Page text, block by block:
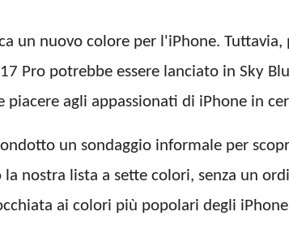
un nuovo colore per l'iPhone.
Pro potrebbe essere lanciato in Sky
piacere agli appassionati di iPhone in
un sondaggio informale per
nostra lista a sette colori, senza un
ai colori più popolari degli